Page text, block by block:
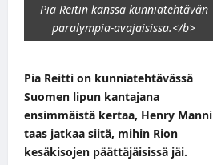
Pia Reitin kanssa kunniatehtävän
paralympia-avajaisissa.</b>
Pia Reitti on kunniatehtävässä
Suomen lipun kantajana
ensimmäistä kertaa, Henry Manni
taas jatkaa siitä, mihin Rion
kesäkisojen päättäjäisissä jäi.